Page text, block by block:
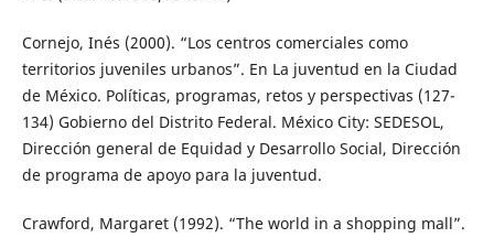
Cornejo, Inés (2000). “Los centros comerciales como
territorios juveniles urbanos”. En La juventud en la Ciudad
de México. Políticas, programas, retos y perspectivas (127-
134) Gobierno del Distrito Federal. México City: SEDESOL,
Dirección general de Equidad y Desarrollo Social, Dirección
de programa de apoyo para la juventud.
Crawford, Margaret (1992). “The world in a shopping mall”.